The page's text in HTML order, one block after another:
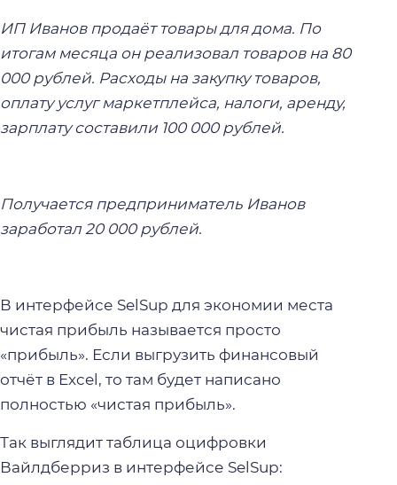
ИП Иванов продаёт товары для дома. По
итогам месяца он реализовал товаров на 80
000 рублей. Расходы на закупку товаров,
оплату услуг маркетплейса, налоги, аренду,
зарплату составили 100 000 рублей.
Получается предприниматель Иванов
заработал 20 000 рублей.
В интерфейсе SelSup для экономии места
чистая прибыль называется просто
«прибыль». Если выгрузить финансовый
отчёт в Excel, то там будет написано
полностью «чистая прибыль».
Так выглядит таблица оцифровки
Вайлдберриз в интерфейсе SelSup: